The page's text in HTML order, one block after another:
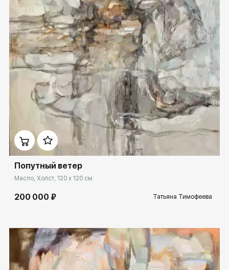
rakovgallery.ru
Попутный ветер
Масло, Холст, 120 x 120 см
200 000 ₽ Татьяна Тимофеева